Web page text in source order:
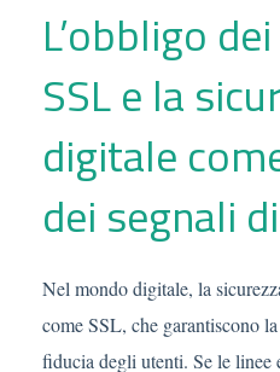
L’obbligo
SSL e la
digitale
dei segnali
Nel mondo digitale, la
come SSL, che garantiscono
fiducia degli utenti. Se le linee